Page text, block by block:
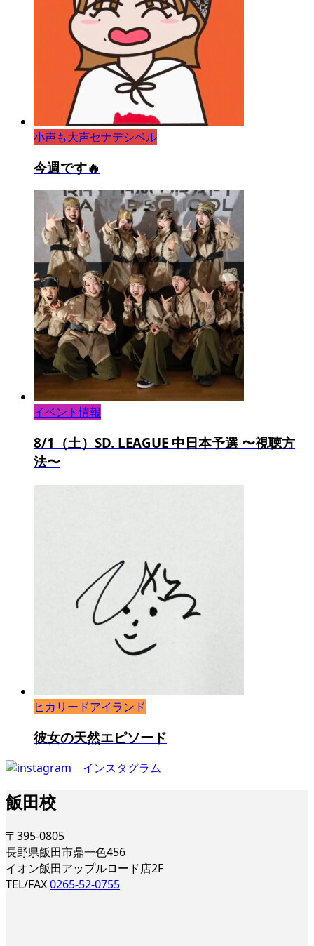
小声も大声セナデシベル
今週です🔥
イベント情報
8/1（土）SD. LEAGUE 中日本予選 〜視聴方
法〜
ヒカリードアイランド
彼女の天然エピソード
飯田校
〒395-0805
長野県飯田市鼎一色456
イオン飯田アップルロード店2F
TEL/FAX0265-52-0755